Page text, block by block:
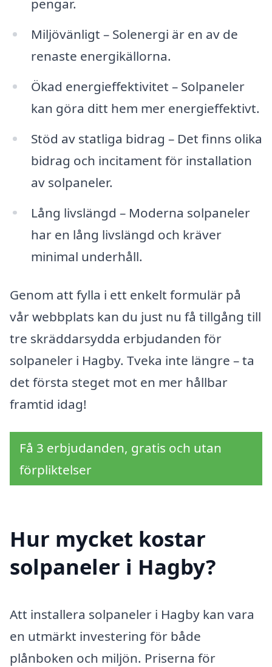
pengar.
Miljövänligt – Solenergi är en av de
renaste energikällorna.
Ökad energieffektivitet – Solpaneler
kan göra ditt hem mer energieffektivt.
Stöd av statliga bidrag – Det finns olika
bidrag och incitament för installation
av solpaneler.
Lång livslängd – Moderna solpaneler
har en lång livslängd och kräver
minimal underhåll.
Genom att fylla i ett enkelt formulär på
vår webbplats kan du just nu få tillgång till
tre skräddarsydda erbjudanden för
solpaneler i Hagby. Tveka inte längre – ta
det första steget mot en mer hållbar
framtid idag!
Få 3 erbjudanden, gratis och utan
förpliktelser
Hur mycket kostar
solpaneler i Hagby?
Att installera solpaneler i Hagby kan vara
en utmärkt investering för både
plånboken och miljön. Priserna för